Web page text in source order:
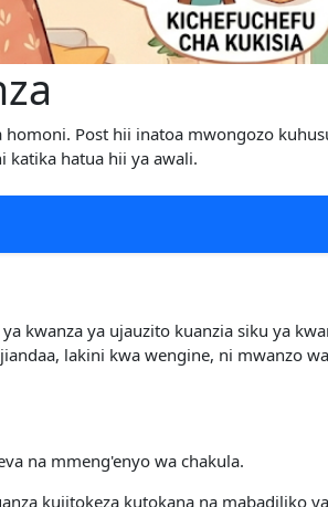
Post hii inatoa mwongozo
katika hatua hii ya awali.
kwanza ya ujauzito kuanzia siku ya
lakini kwa wengine, ni mwanzo
na mmeng'enyo wa chakula.
kujitokeza kutokana na mabadiliko